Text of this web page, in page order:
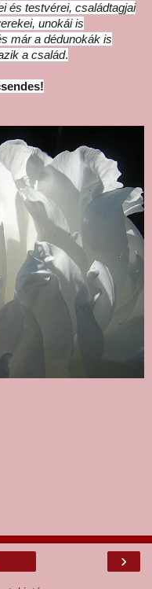
és testvérei, családtagjai
unokái is
már a dédunokák is
a család.
›